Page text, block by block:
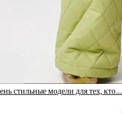
стильные модели для тех, кто…